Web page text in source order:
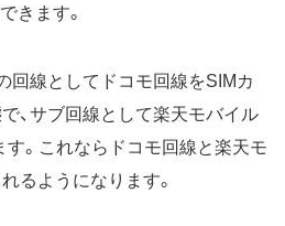
きます。
回線としてドコモ回線をSIMカ
、サブ回線として楽天モバイル
。これならドコモ回線と楽天モ
るようになります。